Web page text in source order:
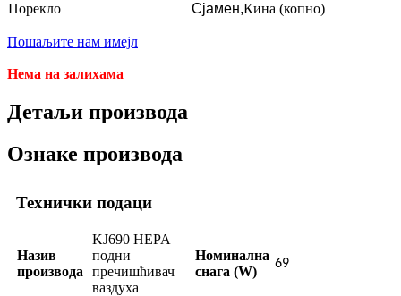
Порекло
Сјамен,Кина (копно)
Пошаљите нам имејл
Нема на залихама
Детаљи производа
Ознаке производа
Технички подаци
Назив
производа
KJ690 HEPA
подни
пречишћивач
ваздуха
Номинална
снага (W)
69